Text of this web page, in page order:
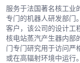
服务于法国著名核工业
专门的机器人研发部门
客户，该公司的设计工
核电站蒸汽产生器内部
门专门研究用于访问严
或在高辐射环境中运行